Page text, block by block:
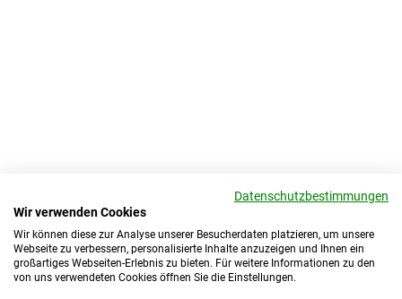
Datenschutzbestimmungen
Wir verwenden Cookies
Wir können diese zur Analyse unserer Besucherdaten platzieren, um unsere
Webseite zu verbessern, personalisierte Inhalte anzuzeigen und Ihnen ein
großartiges Webseiten-Erlebnis zu bieten. Für weitere Informationen zu den
von uns verwendeten Cookies öffnen Sie die Einstellungen.